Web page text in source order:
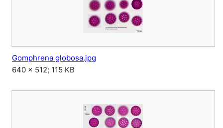
Gomphrena globosa.jpg
640 × 512; 115 KB